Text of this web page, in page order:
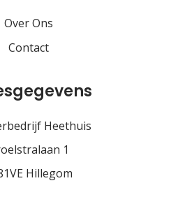
Over Ons
Contact
Heethuis
1
Hillegom